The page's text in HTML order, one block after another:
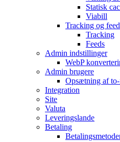
Statisk
Viabill
Tracking og
Tracking
Feeds
Admin indstillinger
WebP
Admin brugere
Opsætning af
Integration
Site
Valuta
Leveringslande
Betaling